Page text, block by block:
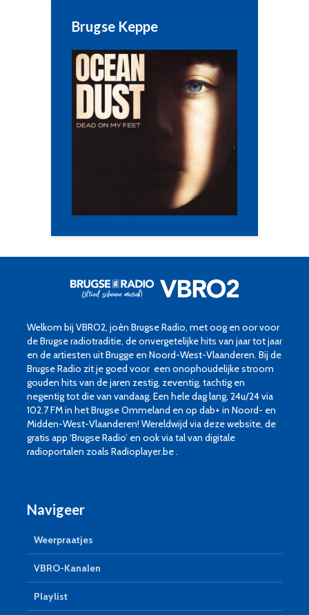
Brugse Keppe
Welkom bij VBRO2, joèn Brugse Radio, met oog en oor voor
de Brugse radiotraditie, de onvergetelijke hits van jaar tot jaar
en de artiesten uit Brugge en Noord-West-Vlaanderen. Bij de
Brugse Radio zit je goed voor een onophoudelijke stroom
gouden hits van de jaren zestig, zeventig, tachtig en
negentig tot die van vandaag. Een hele dag lang, 24u/24 via
102.7 FM in het Brugse Ommeland en op dab+ in Noord- en
Midden-West-Vlaanderen! Wereldwijd via deze website, de
gratis app ‘Brugse Radio’ en ook via tal van digitale
radioportalen zoals Radioplayer.be .
Navigeer
Weerpraatjes
VBRO-Kanalen
Playlist